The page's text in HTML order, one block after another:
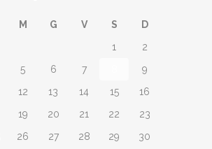
M G V S
D
1
2
5 6 7
9
12 13 14 15
16
19 20 21 22
23
26 27 28 29
30